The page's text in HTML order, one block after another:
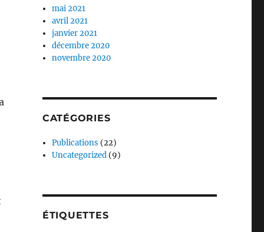
mai 2021
avril 2021
janvier 2021
décembre 2020
novembre 2020
CATÉGORIES
Publications (22)
Uncategorized (9)
ÉTIQUETTES